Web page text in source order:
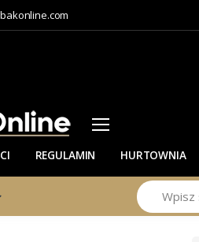
REGULAMIN HURTOWNIA
Szukaj